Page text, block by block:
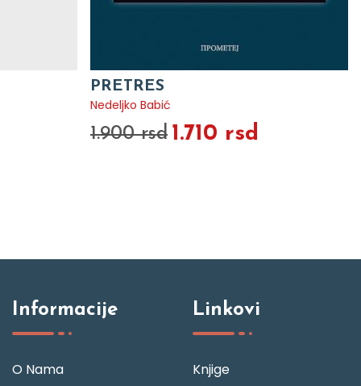
PRETRES
Nedeljko Babić
1.900 rsd 1.710 rsd
Informacije
O Nama
Linkovi
Knjige